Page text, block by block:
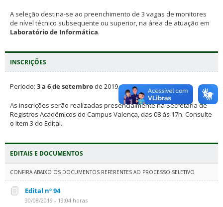
A seleção destina-se ao preenchimento de 3 vagas de monitores
de nível técnico subsequente ou superior, na área de atuação em
Laboratório de Informática.
INSCRIÇÕES
Período: 3 a 6 de setembro de 2019.
As inscrições serão realizadas presencialmente na Secretaria de
Registros Acadêmicos do Campus Valença, das 08 às 17h. Consulte
o item 3 do Edital.
EDITAIS E DOCUMENTOS
CONFIRA ABAIXO OS DOCUMENTOS REFERENTES AO PROCESSO SELETIVO
Edital nº 94
30/08/2019 - 13:04 horas